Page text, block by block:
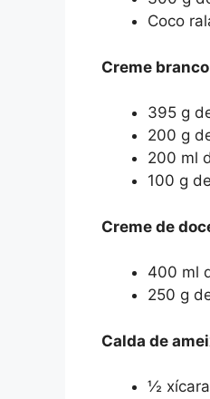
Coco
Creme
395 g
200 g
200 ml
100 g
Creme de
400 ml
250 g
Calda de
½